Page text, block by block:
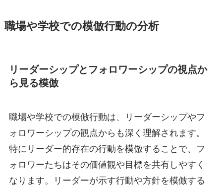
職場や学校での模倣行動の分析
リーダーシップとフォロワーシップの視点か
ら見る模倣
職場や学校での模倣行動は、リーダーシップやフ
ォロワーシップの観点からも深く理解されます。
特にリーダー的存在の行動を模倣することで、フ
ォロワーたちはその価値観や目標を共有しやすく
なります。リーダーが示す行動や方針を模倣する